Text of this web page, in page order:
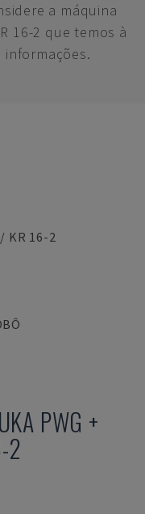
a máquina
16-2 que temos à
informações.
KR 16-2
PWG +
2